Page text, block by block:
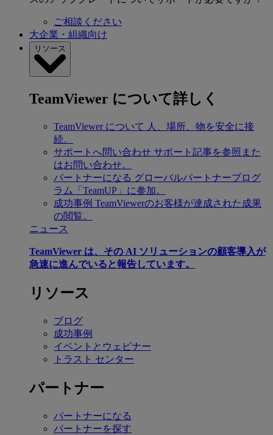
ご相談ください
大企業・組織向け
リソース
TeamViewer について詳しく
TeamViewer について 人、場所、物を安全に接
続。
サポートへ問い合わせ サポート記事を参照また
はお問い合わせ。
パートナーになる グローバルパートナープログ
ラム「TeamUP」に参加。
成功事例 TeamViewerのお客様が達成された成果
の閲覧。
ニュース
TeamViewer は、その AI ソリューションの顧客導入が
急速に進んでいると報告しています。
リソース
ブログ
成功事例
イベントとウェビナー
トラスト センター
パートナー
パートナーになる
パートナーを探す